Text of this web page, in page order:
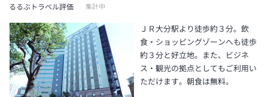
るるぶトラベル評価 集計中
ＪＲ大分駅より徒歩約３分。飲
食・ショッピングゾーンへも徒歩
約３分と好立地。また、ビジネ
ス・観光の拠点としてもご利用い
ただけます。朝食は無料。